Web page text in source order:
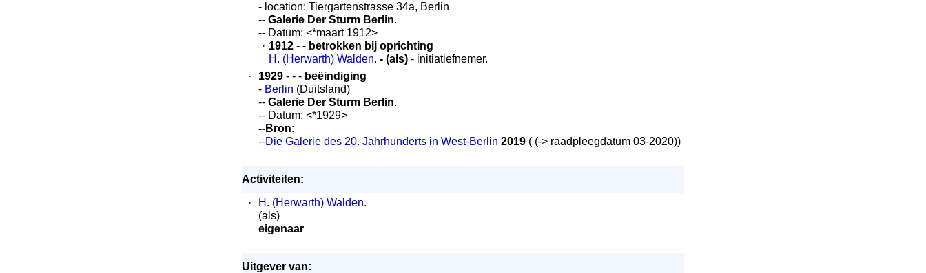
- location: Tiergartenstrasse 34a, Berlin
-- Galerie Der Sturm Berlin.
-- Datum: <*maart 1912>
· 1912 - - betrokken bij oprichting
H. (Herwarth) Walden. - (als) - initiatiefnemer.
·
1929 - - - beëindiging
- Berlin (Duitsland)
-- Galerie Der Sturm Berlin.
-- Datum: <*1929>
--Bron:
--Die Galerie des 20. Jahrhunderts in West-Berlin 2019 ( (-> raadpleegdatum 03-2020))
Activiteiten:
·
H. (Herwarth) Walden.
(als)
eigenaar
Uitgever van: